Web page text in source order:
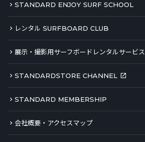
STANDARD ENJOY SURF SCHOOL
レンタル SURFBOARD CLUB
展示・撮影用サーフボードレンタルサービス
STANDARDSTORE CHANNEL
STANDARD MEMBERSHIP
会社概要・アクセスマップ